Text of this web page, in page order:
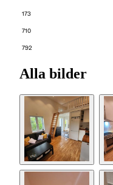
173
710
792
Alla bilder